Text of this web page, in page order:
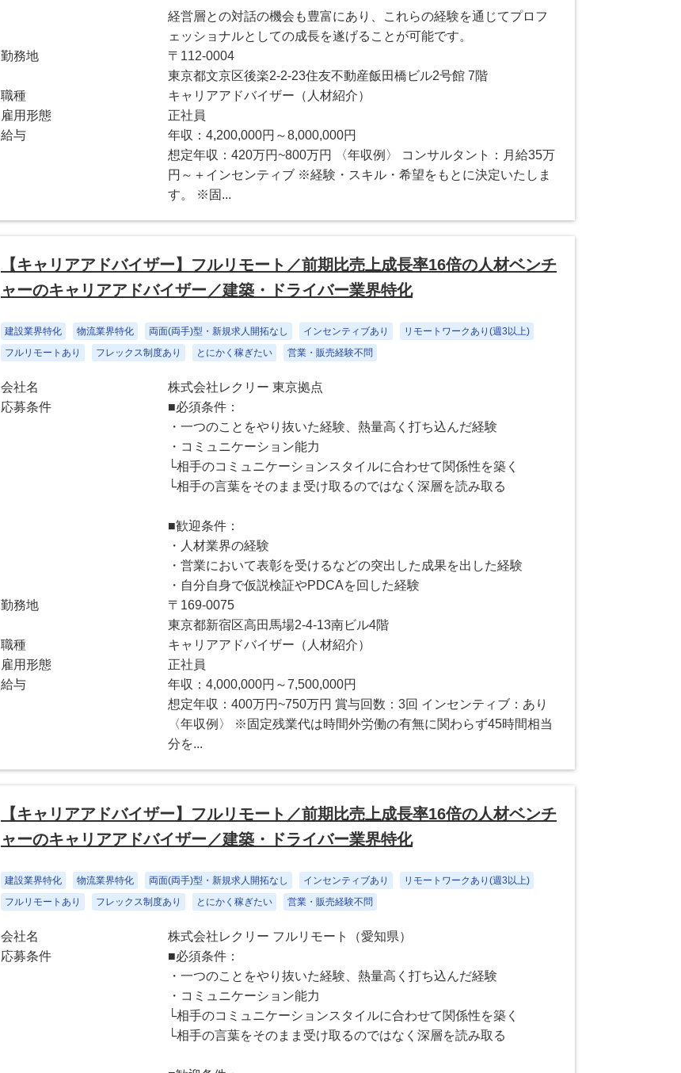
経営層との対話の機会も豊富にあり、これらの経験を通じてプロフ
ェッショナルとしての成長を遂げることが可能です。
勤務地
〒112-0004
東京都文京区後楽2-2-23住友不動産飯田橋ビル2号館 7階
職種
キャリアアドバイザー（人材紹介）
雇用形態
正社員
給与
年収：4,200,000円～8,000,000円
想定年収：420万円~800万円 〈年収例〉 コンサルタント：月給35万
円～＋インセンティブ ※経験・スキル・希望をもとに決定いたしま
す。 ※固...
【キャリアアドバイザー】フルリモート／前期比売上成長率16倍の人材ベンチ
ャーのキャリアアドバイザー／建築・ドライバー業界特化
建設業界特化 物流業界特化 両面(両手)型・新規求人開拓なし インセンティブあり
リモートワークあり(週3以上)
フルリモートあり
フレックス制度あり とにかく稼ぎたい 営業・販売経験不問
会社名
株式会社レクリー 東京拠点
応募条件
■必須条件：
・一つのことをやり抜いた経験、熱量高く打ち込んだ経験
・コミュニケーション能力
└相手のコミュニケーションスタイルに合わせて関係性を築く
└相手の言葉をそのまま受け取るのではなく深層を読み取る
■歓迎条件：
・人材業界の経験
・営業において表彰を受けるなどの突出した成果を出した経験
・自分自身で仮説検証やPDCAを回した経験
勤務地
〒169-0075
東京都新宿区高田馬場2-4-13南ビル4階
職種
キャリアアドバイザー（人材紹介）
雇用形態
正社員
給与
年収：4,000,000円～7,500,000円
想定年収：400万円~750万円 賞与回数：3回 インセンティブ：あり
〈年収例〉 ※固定残業代は時間外労働の有無に関わらず45時間相当
分を...
【キャリアアドバイザー】フルリモート／前期比売上成長率16倍の人材ベンチ
ャーのキャリアアドバイザー／建築・ドライバー業界特化
建設業界特化 物流業界特化 両面(両手)型・新規求人開拓なし インセンティブあり
リモートワークあり(週3以上)
フルリモートあり
フレックス制度あり とにかく稼ぎたい 営業・販売経験不問
会社名
株式会社レクリー フルリモート（愛知県）
応募条件
■必須条件：
・一つのことをやり抜いた経験、熱量高く打ち込んだ経験
・コミュニケーション能力
└相手のコミュニケーションスタイルに合わせて関係性を築く
└相手の言葉をそのまま受け取るのではなく深層を読み取る